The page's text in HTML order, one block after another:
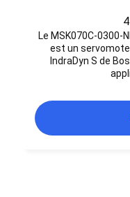
Le MSK070C-0300-
est un
IndraDyn S de